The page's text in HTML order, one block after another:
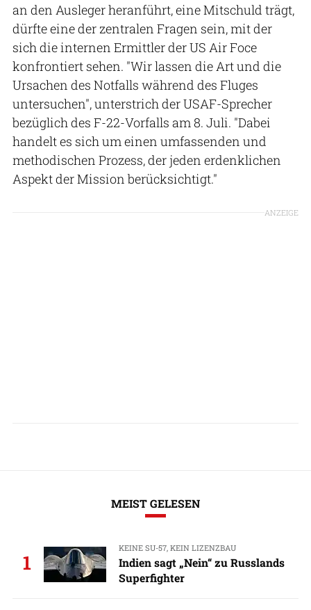
an den Ausleger heranführt, eine Mitschuld trägt,
dürfte eine der zentralen Fragen sein, mit der
sich die internen Ermittler der US Air Foce
konfrontiert sehen. "Wir lassen die Art und die
Ursachen des Notfalls während des Fluges
untersuchen", unterstrich der USAF-Sprecher
bezüglich des F-22-Vorfalls am 8. Juli. "Dabei
handelt es sich um einen umfassenden und
methodischen Prozess, der jeden erdenklichen
Aspekt der Mission berücksichtigt."
ANZEIGE
MEIST GELESEN
1
KEINE SU-57, KEIN LIZENZBAU
Indien sagt „Nein“ zu Russlands
Superfighter